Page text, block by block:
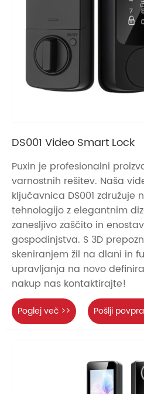
DS001 Video Smart Lock
Puxin je profesionalni
varnostnih rešitev. Naša
ključavnica DS001
tehnologijo z elegantnim
zanesljivo zaščito in
gospodinjstva. S 3D
skeniranjem žil na dlani in
upravljanja na novo
nakup nas kontaktirajte!
Poglej več >> Pošlji